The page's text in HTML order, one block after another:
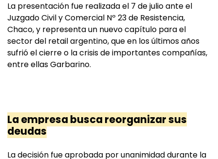
La presentación fue realizada el 7 de julio ante el
Juzgado Civil y Comercial Nº 23 de Resistencia,
Chaco, y representa un nuevo capítulo para el
sector del retail argentino, que en los últimos años
sufrió el cierre o la crisis de importantes compañías,
entre ellas Garbarino.
La empresa busca reorganizar sus
deudas
La decisión fue aprobada por unanimidad durante la